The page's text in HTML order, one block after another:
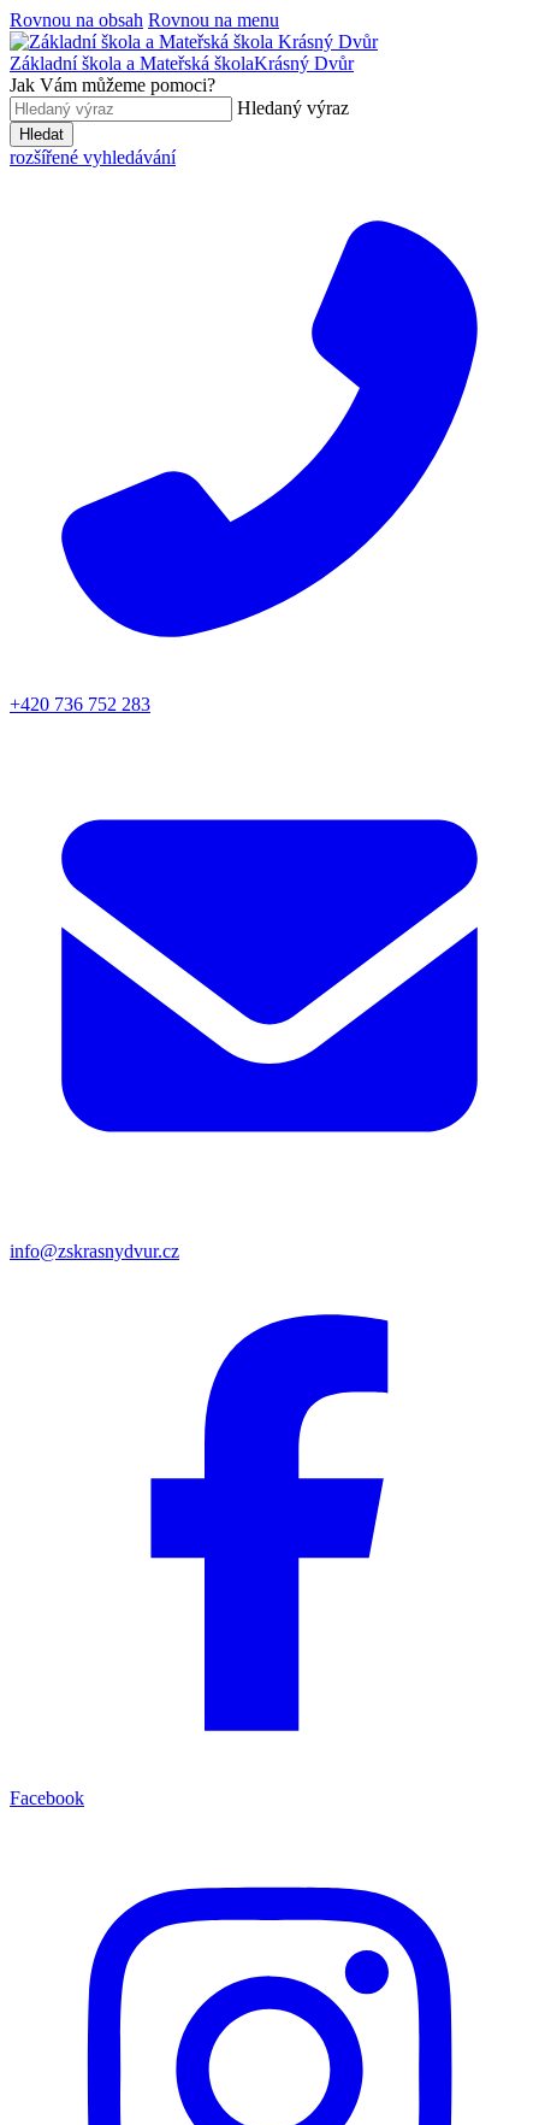
Rovnou na obsah Rovnou na menu
Základní škola a Mateřská školaKrásný Dvůr
Jak Vám můžeme pomoci?
Hledaný výraz
Hledat
rozšířené vyhledávání
+420 736 752 283
info@zskrasnydvur.cz
Facebook